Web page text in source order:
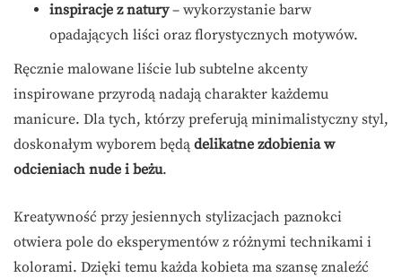
inspiracje z natury– wykorzystanie barw
opadających liści oraz florystycznych motywów.
Ręcznie malowane liście lub subtelne akcenty
inspirowane przyrodą nadają charakter każdemu
manicure. Dla tych, którzy preferują minimalistyczny styl,
doskonałym wyborem będą delikatne zdobienia w
odcieniach nude i beżu.
Kreatywność przy jesiennych stylizacjach paznokci
otwiera pole do eksperymentów z różnymi technikami i
kolorami. Dzięki temu każda kobieta ma szansę znaleźć